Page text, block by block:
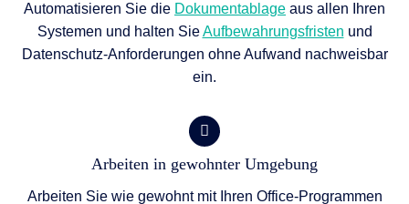
Automatisieren Sie die Dokumentablage aus allen Ihren
Systemen und halten SieAufbewahrungsfristen und
Datenschutz-Anforderungen ohne Aufwand nachweisbar
ein.
Arbeiten in gewohnter Umgebung
Arbeiten Sie wie gewohnt mit Ihren Office-Programmen